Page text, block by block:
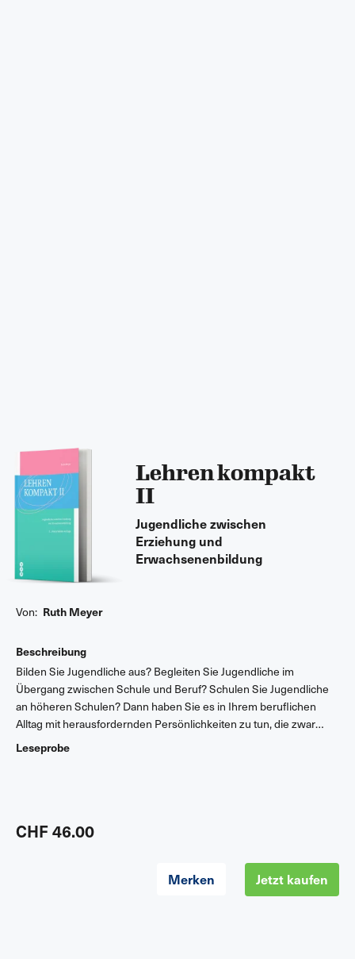
Lehren kompakt
II
Jugendliche zwischen
Erziehung und
Erwachsenenbildung
Von: Ruth Meyer
Beschreibung
Bilden Sie Jugendliche aus? Begleiten Sie Jugendliche im
Übergang zwischen Schule und Beruf? Schulen Sie Jugendliche
an höheren Schulen? Dann haben Sie es in Ihrem beruflichen
Alltag mit herausfordernden Persönlichkeiten zu tun, die zwar
nicht wie Kinder behandelt werden wollen, aber auch noch nicht
fähig sind, wie Erwachsene zu lernen. «Lehren kompakt II» zeigt,
Arbeitstechnik angeleitet werden können und was Jugendliche
konkrete Tipps für die Praxis, bewährte Methoden und eine Fülle
von weiterführenden Hinweisen lassen sich direkt in der
Leseprobe
CHF 46.00
Merken Jetzt kaufen